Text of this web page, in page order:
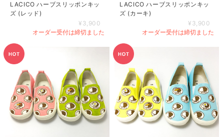
LACICO ハーブスリッポンキッ
ズ (レッド)
¥3,900
オーダー受付は締切ました
LACICO ハーブスリッポンキッ
ズ (カーキ)
¥3,900
オーダー受付は締切ました